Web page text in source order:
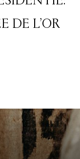
DE L’OR